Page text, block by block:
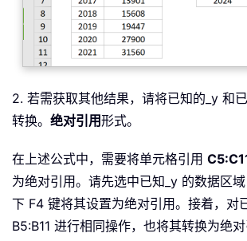
2. 若需获取其他结果，请将已知的_y 和
转换。 绝对引用形式。
在上述公式中，需要将单元格引用
为绝对引用。请先选中已知_y 的数据区
下 F4 键将其设置为绝对引用。接着，对
B5:B11 进行相同操作，也将其转换为绝对